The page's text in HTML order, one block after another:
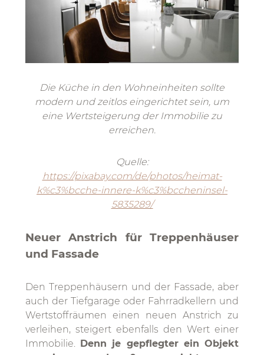
Die Küche in den Wohneinheiten sollte
modern und zeitlos eingerichtet sein, um
eine Wertsteigerung der Immobilie zu
erreichen.
Quelle:
https://pixabay.com/de/photos/heimat-
k%c3%bcche-innere-k%c3%bccheninsel-
5835289/
Neuer Anstrich für Treppenhäuser
und Fassade
Den Treppenhäusern und der Fassade, aber
auch der Tiefgarage oder Fahrradkellern und
Wertstoffräumen einen neuen Anstrich zu
verleihen, steigert ebenfalls den Wert einer
Immobilie.
Denn je gepflegter ein Objekt